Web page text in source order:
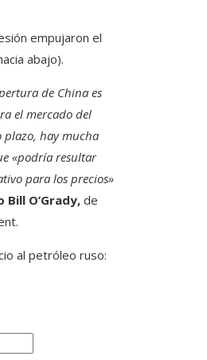
empujaron el
abajo).
de China es
el mercado del
plazo, hay mucha
«podría resultar
para los precios»
Bill O’Grady, de
al petróleo ruso: